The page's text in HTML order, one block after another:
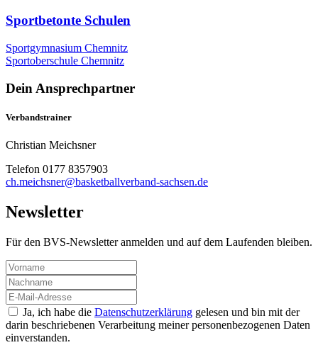
Sportbetonte Schulen
Sportgymnasium Chemnitz
Sportoberschule Chemnitz
Dein Ansprechpartner
Verbandstrainer
Christian Meichsner
Telefon 0177 8357903
ch.meichsner@basketballverband-sachsen.de
Newsletter
Für den BVS-Newsletter anmelden und auf dem Laufenden bleiben.
Ja, ich habe die Datenschutzerklärung gelesen und bin mit der
darin beschriebenen Verarbeitung meiner personenbezogenen Daten
einverstanden.